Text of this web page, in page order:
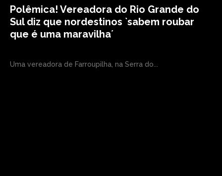
Polêmica! Vereadora do Rio Grande do
Sul diz que nordestinos `sabem roubar
que é uma maravilha´
Uma vereadora de Farroupilha, na Serra do...